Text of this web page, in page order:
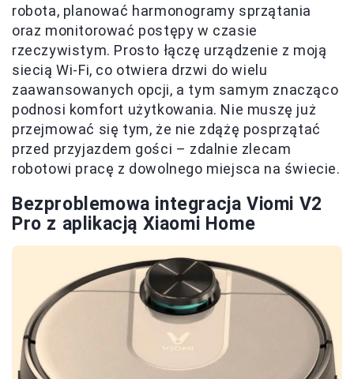
robota, planować harmonogramy sprzątania
oraz monitorować postępy w czasie
rzeczywistym. Prosto łączę urządzenie z moją
siecią Wi-Fi, co otwiera drzwi do wielu
zaawansowanych opcji, a tym samym znacząco
podnosi komfort użytkowania. Nie muszę już
przejmować się tym, że nie zdążę posprzątać
przed przyjazdem gości – zdalnie zlecam
robotowi pracę z dowolnego miejsca na świecie.
Bezproblemowa integracja Viomi V2
Pro z aplikacją Xiaomi Home